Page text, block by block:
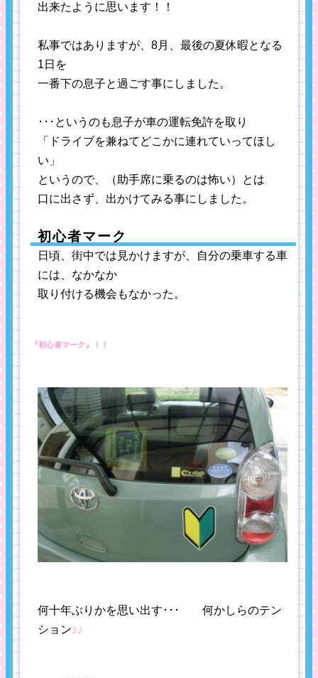
出来たように思います！！
私事ではありますが、8月、最後の夏休暇となる
1日を
一番下の息子と過ごす事にしました。
･･･というのも息子が車の運転免許を取り
「ドライブを兼ねてどこかに連れていってほし
い」
というので、（助手席に乗るのは怖い）とは
口に出さず、出かけてみる事にしました。
初心者マーク
日頃、街中では見かけますが、自分の乗車する車
には、なかなか
取り付ける機会もなかった。
『初心者マーク』！！
何十年ぶりかを思い出す･･･ 何かしらのテン
ション♪♪